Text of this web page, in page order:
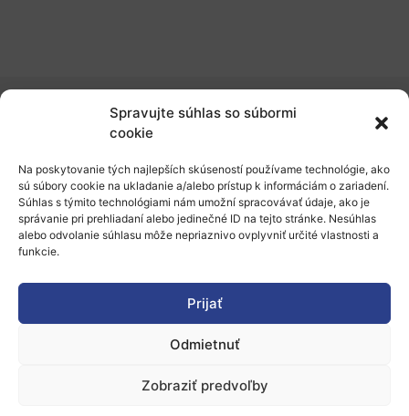
Spravujte súhlas so súbormi
cookie
Na poskytovanie tých najlepších skúseností používame technológie, ako
sú súbory cookie na ukladanie a/alebo prístup k informáciám o zariadení.
Súhlas s týmito technológiami nám umožní spracovávať údaje, ako je
správanie pri prehliadaní alebo jedinečné ID na tejto stránke. Nesúhlas
alebo odvolanie súhlasu môže nepriaznivo ovplyvniť určité vlastnosti a
funkcie.
Prijať
Odmietnuť
Zobraziť predvoľby
Naše služby
Financovanie a podpora
Stáže a pobyty
Ochrana osobných údajov
úniou v rámci Programu Slovensko. Portál